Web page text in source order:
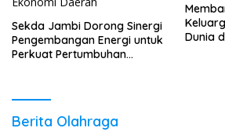
Sekda Jambi Dorong Sinergi
Pengembangan Energi untuk
Perkuat Pertumbuhan
Dunia
Berita Olahraga